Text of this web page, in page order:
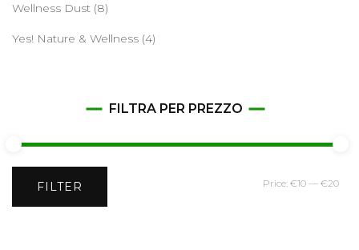
Wellness Dust (8)
Yes! Nature & Wellness (4)
FILTRA PER PREZZO
Min
FILTER Price: €10 — €20